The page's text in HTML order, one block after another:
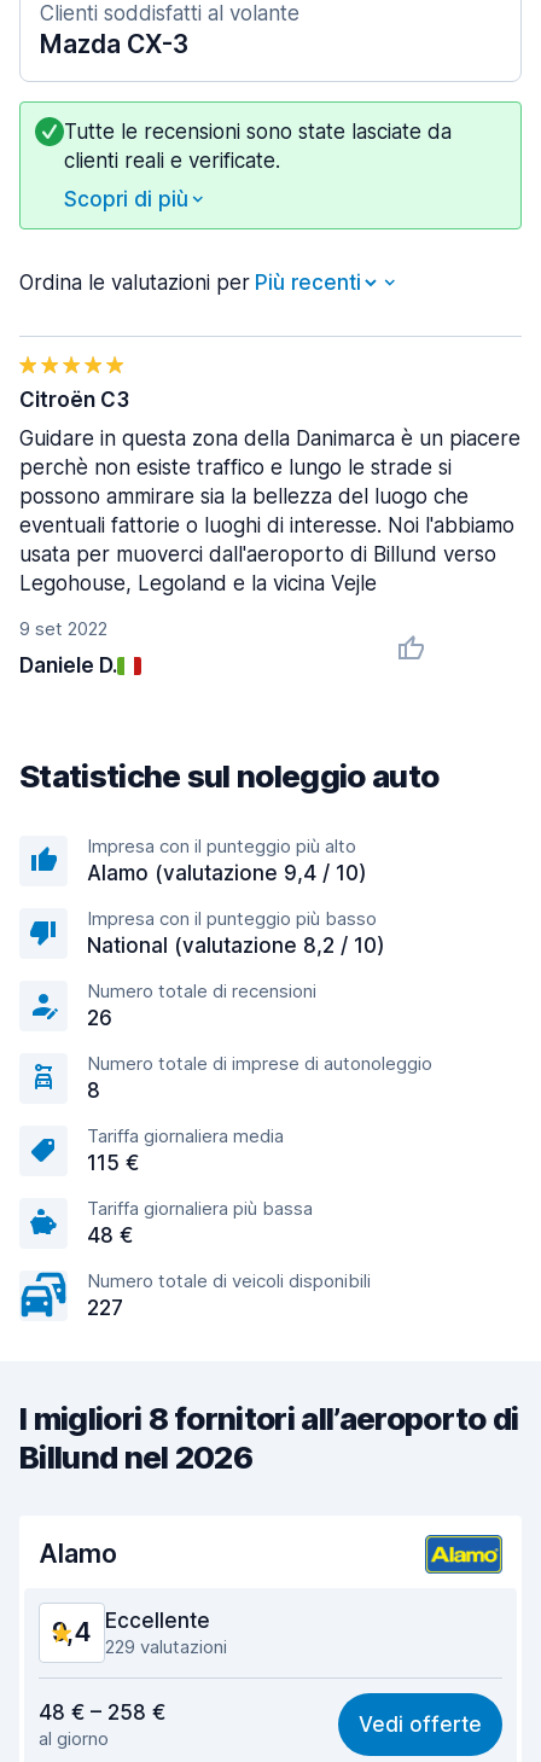
Clienti soddisfatti al volante
Mazda CX-3
Tutte le recensioni sono state lasciate da
clienti reali e verificate.
Scopri di più
Ordina le valutazioni per
9 set 2022
Daniele D.
Citroën C3
Guidare in questa zona della Danimarca è un piacere
perchè non esiste traffico e lungo le strade si
possono ammirare sia la bellezza del luogo che
eventuali fattorie o luoghi di interesse. Noi l'abbiamo
usata per muoverci dall'aeroporto di Billund verso
Legohouse, Legoland e la vicina Vejle
Statistiche sul noleggio auto
Impresa con il punteggio più alto
Alamo (valutazione 9,4 / 10)
Impresa con il punteggio più basso
National (valutazione 8,2 / 10)
Numero totale di recensioni
26
Numero totale di imprese di autonoleggio
8
Tariffa giornaliera media
115 €
Tariffa giornaliera più bassa
48 €
Numero totale di veicoli disponibili
227
I migliori 8 fornitori all’aeroporto di
Billund nel 2026
Alamo
9,4 Eccellente
229 valutazioni
8,9
Facile da trovare 9,3
48 € – 258 €
al giorno
Vedi offerte